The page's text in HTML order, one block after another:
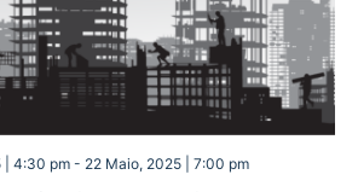
| 4:30 pm- 22 Maio, 2025 | 7:00 pm